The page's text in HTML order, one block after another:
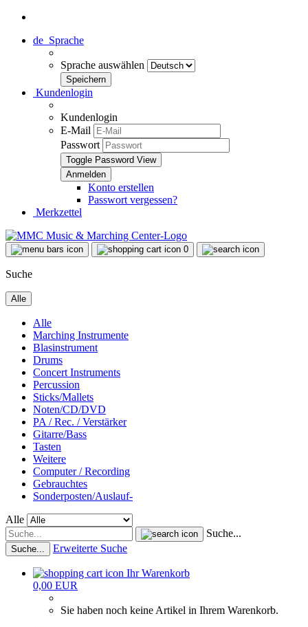
de Sprache
Sprache auswählen
Kundenlogin
Kundenlogin
E-Mail
Passwort
Toggle Password View
Konto erstellen
Passwort vergessen?
Merkzettel
0
Suche
Alle
Alle
Marching Instrumente
Blasinstrument
Drums
Concert Instruments
Percussion
Sticks/Mallets
Noten/CD/DVD
PA / Rec. / Verstärker
Gitarre/Bass
Tasten
Weitere
Computer / Recording
Gebrauchtes
Sonderposten/Auslauf-
Alle
Suche...
Suche... Erweiterte Suche
Ihr Warenkorb
0,00 EUR
Sie haben noch keine Artikel in Ihrem Warenkorb.